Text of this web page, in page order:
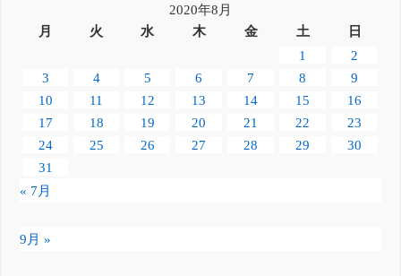
2020年8月
月
火 水 木 金 土
日
1
2
3
4 5 6 7 8
9
10
11 12 13 14 15
16
17
18 19 20 21 22
23
24
25 26 27 28 29
30
31
« 7月
9月 »